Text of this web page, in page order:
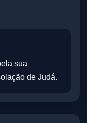
sua
de Judá.